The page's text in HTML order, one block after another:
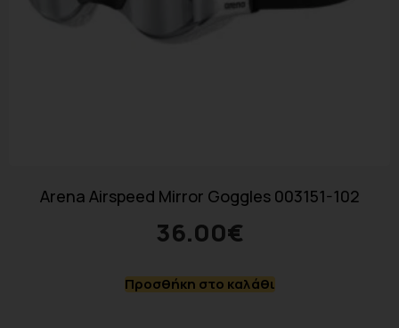
Arena Airspeed Mirror Goggles 003151-102
36.00€
Προσθήκη στο καλάθι